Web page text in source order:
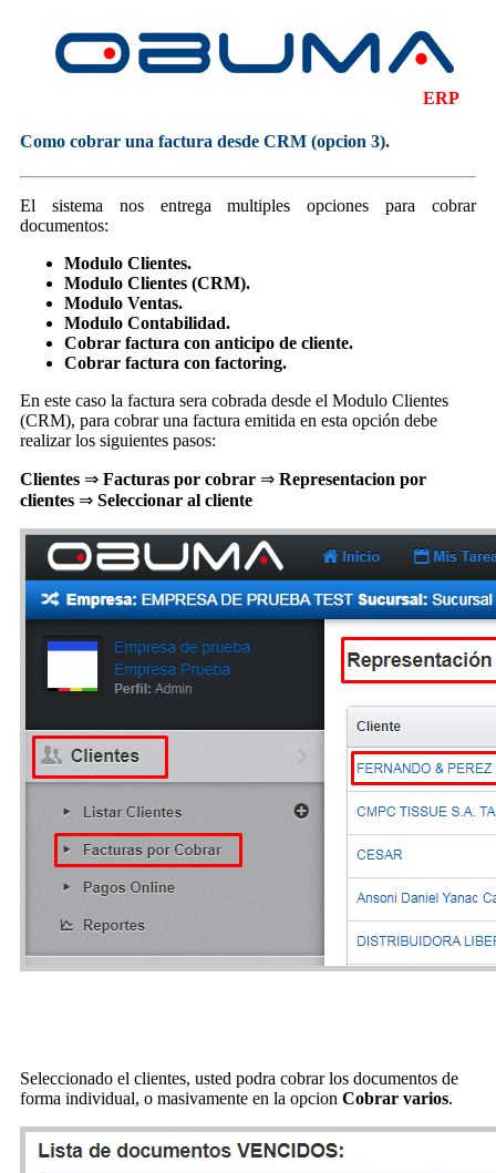
ERP
Como cobrar una factura desde CRM (opcion 3).
El sistema nos entrega multiples opciones para cobrar
documentos:
Modulo Clientes.
Modulo Clientes (CRM).
Modulo Ventas.
Modulo Contabilidad.
Cobrar factura con anticipo de cliente.
Cobrar factura con factoring.
En este caso la factura sera cobrada desde el Modulo Clientes
(CRM), para cobrar una factura emitida en esta opción debe
realizar los siguientes pasos:
Clientes ⇒ Facturas por cobrar ⇒ Representacion por
clientes ⇒ Seleccionar al cliente
Seleccionado el clientes, usted podra cobrar los documentos de
forma individual, o masivamente en la opcion Cobrar varios.